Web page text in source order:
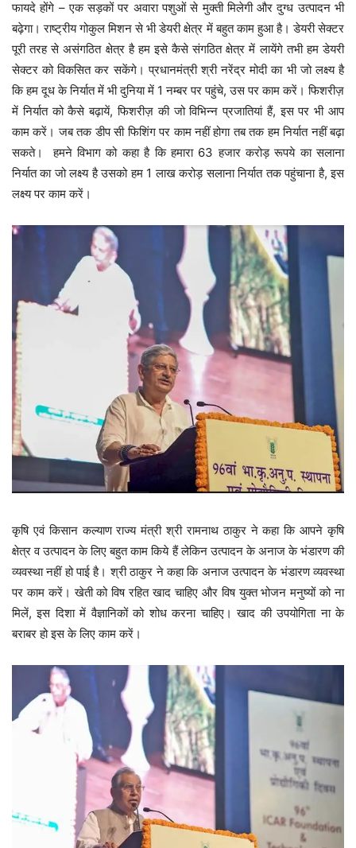
फायदे होंगे – एक सड़कों पर अवारा पशुओं से मुक्ती मिलेगी और दुग्ध उत्पादन भी
बढ़ेगा। राष्ट्रीय गोकुल मिशन से भी डेयरी क्षेत्र में बहुत काम हुआ है। डेयरी सेक्टर
पूरी तरह से असंगठित क्षेत्र है हम इसे कैसे संगठित क्षेत्र में लायेंगे तभी हम डेयरी
सेक्टर को विकसित कर सकेंगे। प्रधानमंत्री श्री नरेंद्र मोदी का भी जो लक्ष्य है
कि हम दूध के निर्यात में भी दुनिया में 1 नम्बर पर पहुंचे, उस पर काम करें। फिशरीज़
में निर्यात को कैसे बढ़ायें, फिशरीज़ की जो विभिन्न प्रजातियां हैं, इस पर भी आप
काम करें। जब तक डीप सी फिशिंग पर काम नहीं होगा तब तक हम निर्यात नहीं बढ़ा
सकते। हमने विभाग को कहा है कि हमारा 63 हजार करोड़ रूपये का सलाना
निर्यात का जो लक्ष्य है उसको हम 1 लाख करोड़ सलाना निर्यात तक पहुंचाना है, इस
लक्ष्य पर काम करें।
कृषि एवं किसान कल्याण राज्य मंत्री श्री रामनाथ ठाकुर ने कहा कि आपने कृषि
क्षेत्र व उत्पादन के लिए बहुत काम किये हैं लेकिन उत्पादन के अनाज के भंडारण की
व्यवस्था नहीं हो पाई है। श्री ठाकुर ने कहा कि अनाज उत्पादन के भंडारण व्यवस्था
पर काम करें। खेती को विष रहित खाद चाहिए और विष युक्त भोजन मनुष्यों को ना
मिलें, इस दिशा में वैज्ञानिकों को शोध करना चाहिए। खाद की उपयोगिता ना के
बराबर हो इस के लिए काम करें।